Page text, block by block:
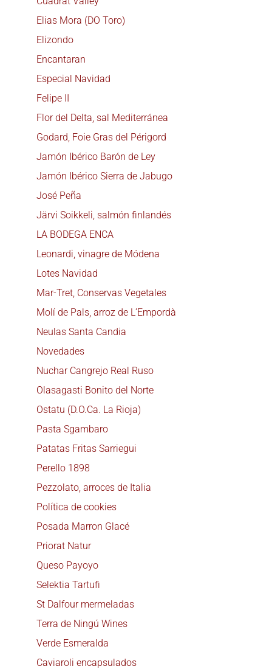
Elias Mora (DO Toro)
Elizondo
Encantaran
Especial Navidad
Felipe II
Flor del Delta, sal Mediterránea
Godard, Foie Gras del Périgord
Jamón Ibérico Barón de Ley
Jamón Ibérico Sierra de Jabugo
José Peña
Järvi Soikkeli, salmón finlandés
LA BODEGA ENCA
Leonardi, vinagre de Módena
Lotes Navidad
Mar-Tret, Conservas Vegetales
Molí de Pals, arroz de L’Empordà
Neulas Santa Candia
Novedades
Nuchar Cangrejo Real Ruso
Olasagasti Bonito del Norte
Ostatu (D.O.Ca. La Rioja)
Pasta Sgambaro
Patatas Fritas Sarriegui
Perello 1898
Pezzolato, arroces de Italia
Política de cookies
Posada Marron Glacé
Priorat Natur
Queso Payoyo
Selektia Tartufi
St Dalfour mermeladas
Terra de Ningú Wines
Verde Esmeralda
Caviaroli encapsulados